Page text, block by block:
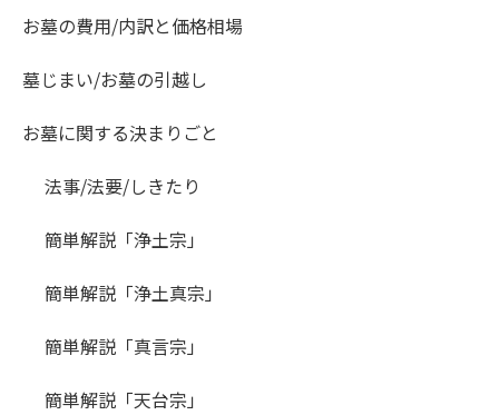
お墓の費用/内訳と価格相場
墓じまい/お墓の引越し
お墓に関する決まりごと
法事/法要/しきたり
簡単解説「浄土宗」
簡単解説「浄土真宗」
簡単解説「真言宗」
簡単解説「天台宗」